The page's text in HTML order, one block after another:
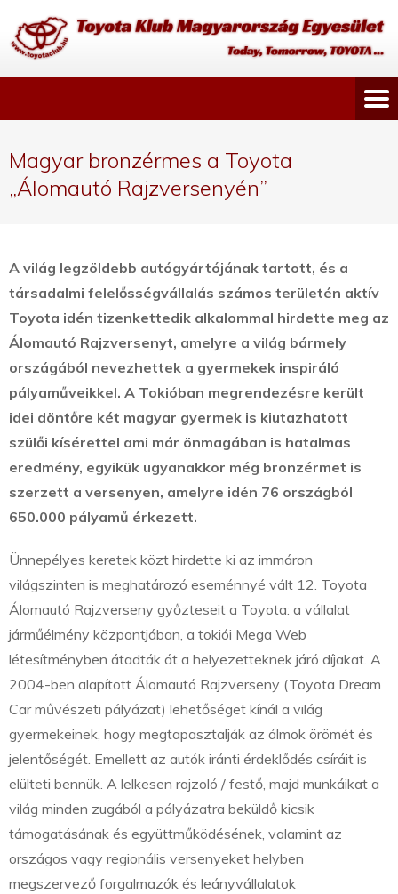
Magyar bronzérmes a Toyota
„Álomautó Rajzversenyén”
A világ legzöldebb autógyártójának tartott, és a
társadalmi felelősségvállalás számos területén aktív
Toyota idén tizenkettedik alkalommal hirdette meg az
Álomautó Rajzversenyt, amelyre a világ bármely
országából nevezhettek a gyermekek inspiráló
pályaműveikkel. A Tokióban megrendezésre került
idei döntőre két magyar gyermek is kiutazhatott
szülői kísérettel ami már önmagában is hatalmas
eredmény, egyikük ugyanakkor még bronzérmet is
szerzett a versenyen, amelyre idén 76 országból
650.000 pályamű érkezett.
Ünnepélyes keretek közt hirdette ki az immáron
világszinten is meghatározó eseménnyé vált 12. Toyota
Álomautó Rajzverseny győzteseit a Toyota: a vállalat
járműélmény központjában, a tokiói Mega Web
létesítményben átadták át a helyezetteknek járó díjakat. A
2004-ben alapított Álomautó Rajzverseny (Toyota Dream
Car művészeti pályázat) lehetőséget kínál a világ
gyermekeinek, hogy megtapasztalják az álmok örömét és
jelentőségét. Emellett az autók iránti érdeklődés csíráit is
elülteti bennük. A lelkesen rajzoló / festő, majd munkáikat a
világ minden zugából a pályázatra beküldő kicsik
támogatásának és együttműködésének, valamint az
országos vagy regionális versenyeket helyben
megszervező forgalmazók és leányvállalatok